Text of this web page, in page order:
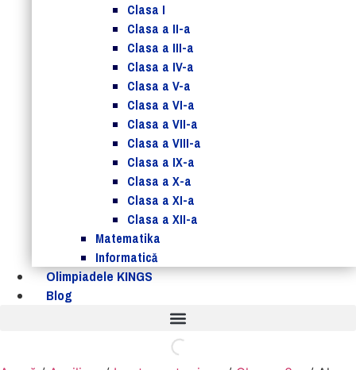
Clasa I
Clasa a II-a
Clasa a III-a
Clasa a IV-a
Clasa a V-a
Clasa a VI-a
Clasa a VII-a
Clasa a VIII-a
Clasa a IX-a
Clasa a X-a
Clasa a XI-a
Clasa a XII-a
Matematika
Informatică
Olimpiadele KINGS
Blog